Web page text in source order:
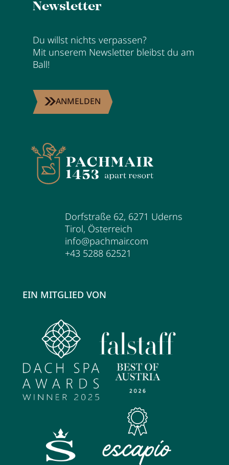
Karriere
Wohnen
Appartements
Angebote
Bestpreisgarantie
Inklusivleistungen
Wellness
AQUAlpin
DaySPA
Saunawelten
Behandlungen
Restaurant Anna's Stubn
Restaurant
Newsletter
Du willst nichts verpassen?
Mit unserem Newsletter bleibst du am
Ball!
ANMELDEN
Dorfstraße 62, 6271 Uderns
Tirol, Österreich
info@pachmair.com
+43 5288 62521
EIN MITGLIED VON